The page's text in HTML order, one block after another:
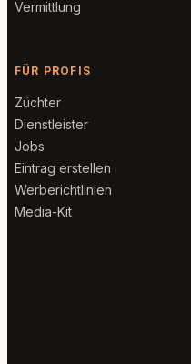
Vermittlung
FÜR PROFIS
Züchter
Dienstleister
Jobs
Eintrag erstellen
Werberichtlinien
Media-Kit